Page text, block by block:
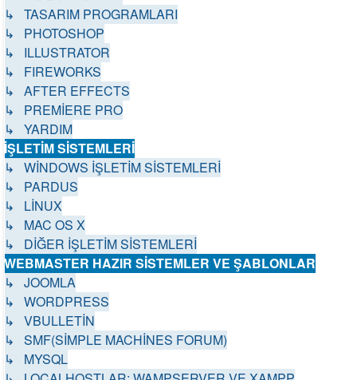
↳ TASARIM PROGRAMLARI
↳ PHOTOSHOP
↳ ILLUSTRATOR
↳ FIREWORKS
↳ AFTER EFFECTS
↳ PREMİERE PRO
↳ YARDIM
İŞLETİM SİSTEMLERİ
↳ WİNDOWS İŞLETİM SİSTEMLERİ
↳ PARDUS
↳ LİNUX
↳ MAC OS X
↳ DİĞER İŞLETİM SİSTEMLERİ
WEBMASTER HAZIR SİSTEMLER VE ŞABLONLAR
↳ JOOMLA
↳ WORDPRESS
↳ VBULLETİN
↳ SMF(SİMPLE MACHİNES FORUM)
↳ MYSQL